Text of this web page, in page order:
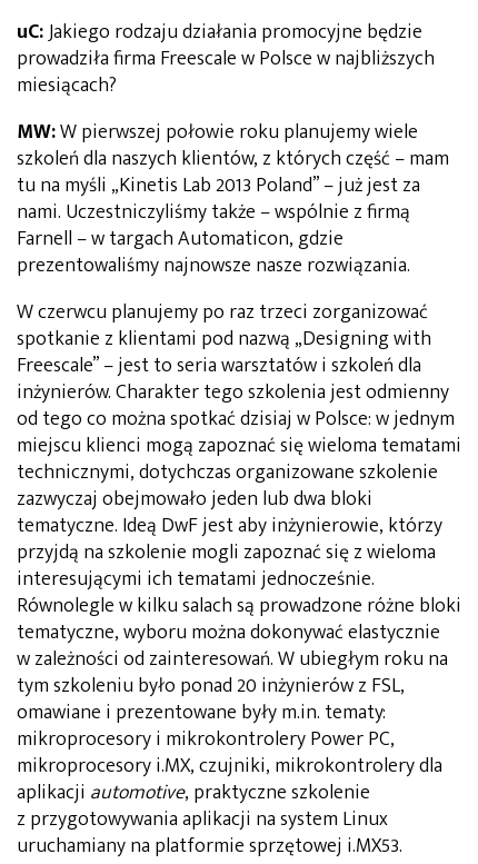
uC:Jakiego rodzaju działania promocyjne będzie
prowadziła firma Freescale w Polsce w najbliższych
miesiącach?
MW:W pierwszej połowie roku planujemy wiele
szkoleń dla naszych klientów, z których część – mam
tu na myśli „Kinetis Lab 2013 Poland” – już jest za
nami. Uczestniczyliśmy także – wspólnie z firmą
Farnell – w targach Automaticon, gdzie
prezentowaliśmy najnowsze nasze rozwiązania.
W czerwcu planujemy po raz trzeci zorganizować
spotkanie z klientami pod nazwą „Designing with
Freescale” – jest to seria warsztatów i szkoleń dla
inżynierów. Charakter tego szkolenia jest odmienny
od tego co można spotkać dzisiaj w Polsce: w jednym
miejscu klienci mogą zapoznać się wieloma tematami
technicznymi, dotychczas organizowane szkolenie
zazwyczaj obejmowało jeden lub dwa bloki
tematyczne. Ideą DwF jest aby inżynierowie, którzy
przyjdą na szkolenie mogli zapoznać się z wieloma
interesującymi ich tematami jednocześnie.
Równolegle w kilku salach są prowadzone różne bloki
tematyczne, wyboru można dokonywać elastycznie
w zależności od zainteresowań. W ubiegłym roku na
tym szkoleniu było ponad 20 inżynierów z FSL,
omawiane i prezentowane były m.in. tematy:
mikroprocesory i mikrokontrolery Power PC,
mikroprocesory i.MX, czujniki, mikrokontrolery dla
aplikacji automotive, praktyczne szkolenie
z przygotowywania aplikacji na system Linux
uruchamiany na platformie sprzętowej i.MX53.